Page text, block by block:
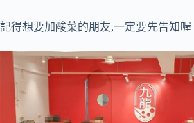
記得想要加酸菜的朋友,一定要先告知喔